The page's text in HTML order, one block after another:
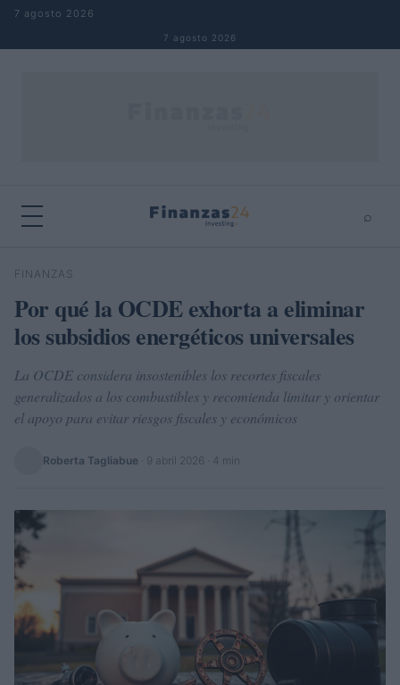
Saltar al contenido
7 agosto 2026
7 agosto 2026
⌕
Buscar
FINANZAS
Por qué la OCDE exhorta a eliminar
los subsidios energéticos universales
La OCDE considera insostenibles los recortes fiscales
generalizados a los combustibles y recomienda limitar y orientar
el apoyo para evitar riesgos fiscales y económicos
Roberta Tagliabue 9 abril 2026 · 4 min